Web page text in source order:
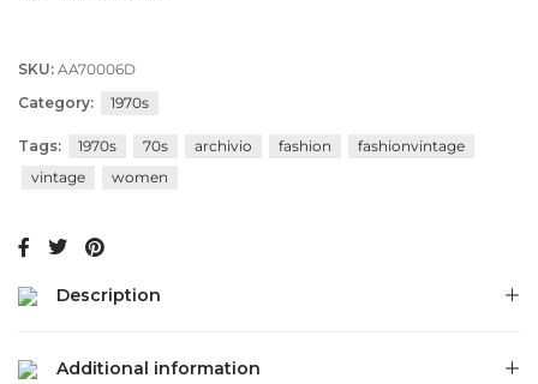
Description
Additional information
SKU: AA70006D
Category:
1970s
Tags: 1970s 70s archivio fashion
fashionvintage
vintage
women